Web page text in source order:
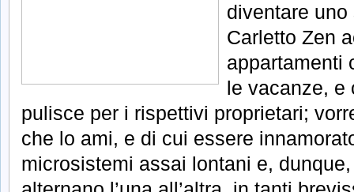
diventare
Carletto Zen
appartamenti
le vacanze, e
pulisce per i rispettivi proprietari;
che lo ami, e di cui essere
microsistemi assai lontani e,